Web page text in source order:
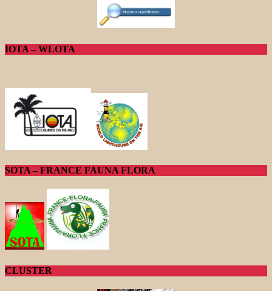
IOTA – WLOTA
SOTA – FRANCE FAUNA FLORA
CLUSTER